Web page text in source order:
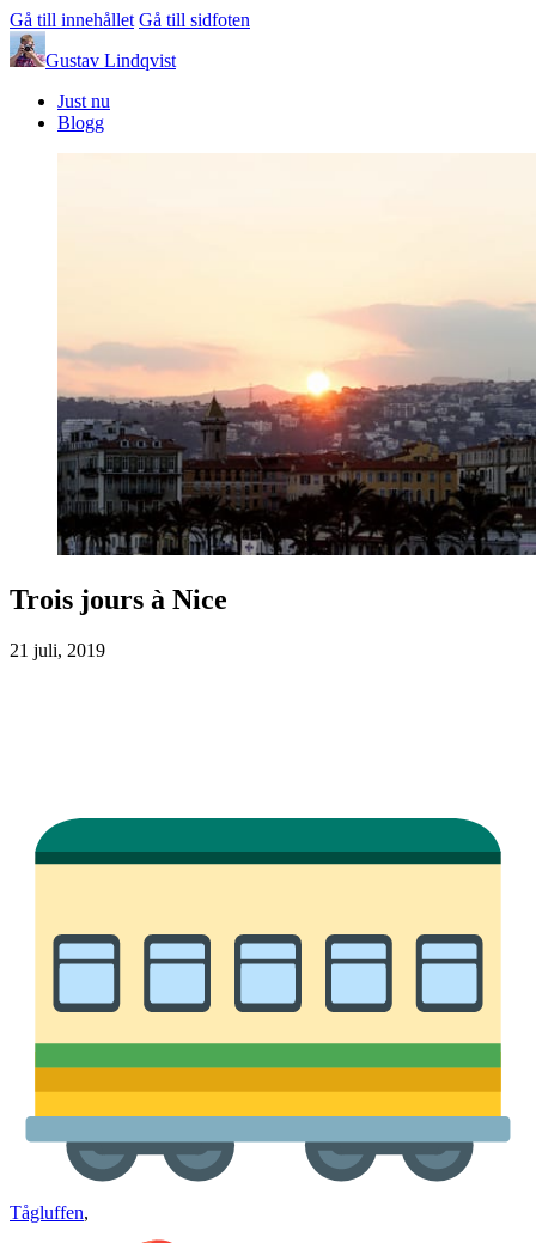
Gå till innehållet Gå till sidfoten
Gustav Lindqvist
Just nu
Blogg
Trois jours à Nice
21 juli, 2019
Tågluffen,